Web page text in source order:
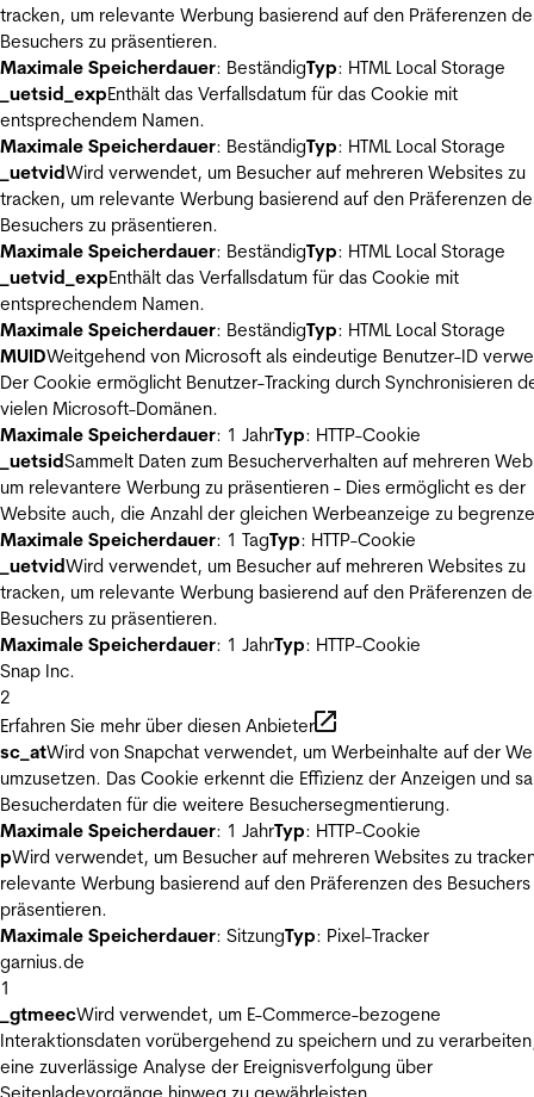
tracken, um relevante Werbung basierend auf den Präferenzen
Besuchers zu präsentieren.
Maximale Speicherdauer: BeständigTyp: HTML Local Storage
_uetsid_expEnthält das Verfallsdatum für das Cookie mit
entsprechendem Namen.
Maximale Speicherdauer: BeständigTyp: HTML Local Storage
_uetvidWird verwendet, um Besucher auf mehreren Websites zu
tracken, um relevante Werbung basierend auf den Präferenzen
Besuchers zu präsentieren.
Maximale Speicherdauer: BeständigTyp: HTML Local Storage
_uetvid_expEnthält das Verfallsdatum für das Cookie mit
entsprechendem Namen.
Maximale Speicherdauer: BeständigTyp: HTML Local Storage
MUIDWeitgehend von Microsoft als eindeutige Benutzer-ID
Der Cookie ermöglicht Benutzer-Tracking durch Synchronisieren
vielen Microsoft-Domänen.
Maximale Speicherdauer: 1 JahrTyp: HTTP-Cookie
_uetsidSammelt Daten zum Besucherverhalten auf mehreren
um relevantere Werbung zu präsentieren - Dies ermöglicht es der
Website auch, die Anzahl der gleichen Werbeanzeige zu
Maximale Speicherdauer: 1 TagTyp: HTTP-Cookie
_uetvidWird verwendet, um Besucher auf mehreren Websites zu
tracken, um relevante Werbung basierend auf den Präferenzen
Besuchers zu präsentieren.
Maximale Speicherdauer: 1 JahrTyp: HTTP-Cookie
Snap Inc.
2
Erfahren Sie mehr über diesen Anbieter
sc_atWird von Snapchat verwendet, um Werbeinhalte auf der
umzusetzen. Das Cookie erkennt die Effizienz der Anzeigen und
Besucherdaten für die weitere Besuchersegmentierung.
Maximale Speicherdauer: 1 JahrTyp: HTTP-Cookie
pWird verwendet, um Besucher auf mehreren Websites zu
relevante Werbung basierend auf den Präferenzen des Besuchers
präsentieren.
Maximale Speicherdauer: SitzungTyp: Pixel-Tracker
garnius.de
1
_gtmeecWird verwendet, um E-Commerce-bezogene
Interaktionsdaten vorübergehend zu speichern und zu
eine zuverlässige Analyse der Ereignisverfolgung über